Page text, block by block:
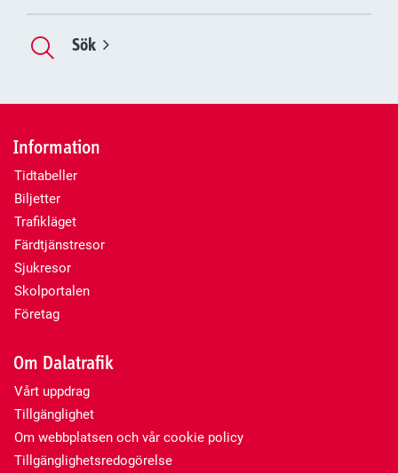
Sök
Information
Tidtabeller
Biljetter
Trafikläget
Färdtjänstresor
Sjukresor
Skolportalen
Företag
Om Dalatrafik
Vårt uppdrag
Tillgänglighet
Om webbplatsen och vår cookie policy
Tillgänglighetsredogörelse